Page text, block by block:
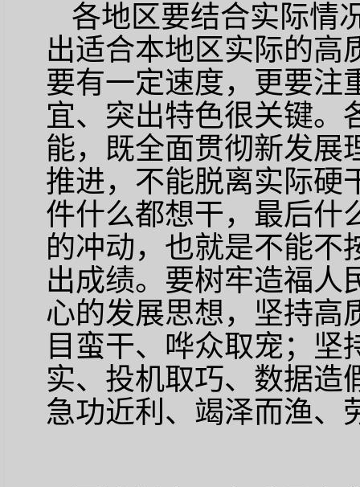
各地区要结合实际情
出适合本地区实际的高
要有一定速度，更要注
宜、突出特色很关键。
能，既全面贯彻新发展
推进，不能脱离实际硬
件什么都想干，最后什
的冲动，也就是不能不
出成绩。要树牢造福人
心的发展思想，坚持高
目蛮干、哗众取宠；坚
实、投机取巧、数据造
急功近利、竭泽而渔、